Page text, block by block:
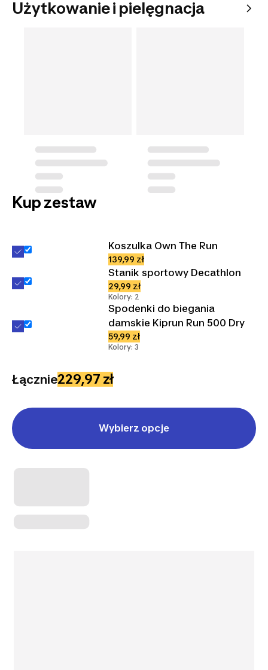
Użytkowanie i pielęgnacja
Kup zestaw
Koszulka Own The Run
139,99 zł
Stanik sportowy Decathlon
29,99 zł
Kolory: 2
Spodenki do biegania
damskie Kiprun Run 500 Dry
59,99 zł
Kolory: 3
Łącznie229,97 zł
Wybierz opcje